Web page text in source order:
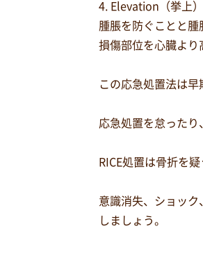
4. Elevation（挙上）
腫脹を防ぐことと腫
損傷部位を心臓より
この応急処置法は早
応急処置を怠ったり
RICE処置は骨折を
意識消失、ショッ
しましょう。